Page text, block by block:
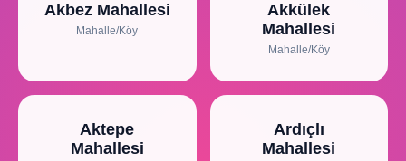
Akbez Mahallesi
Mahalle/Köy
Akkülek
Mahallesi
Mahalle/Köy
Aktepe
Mahallesi
Ardıçlı
Mahallesi